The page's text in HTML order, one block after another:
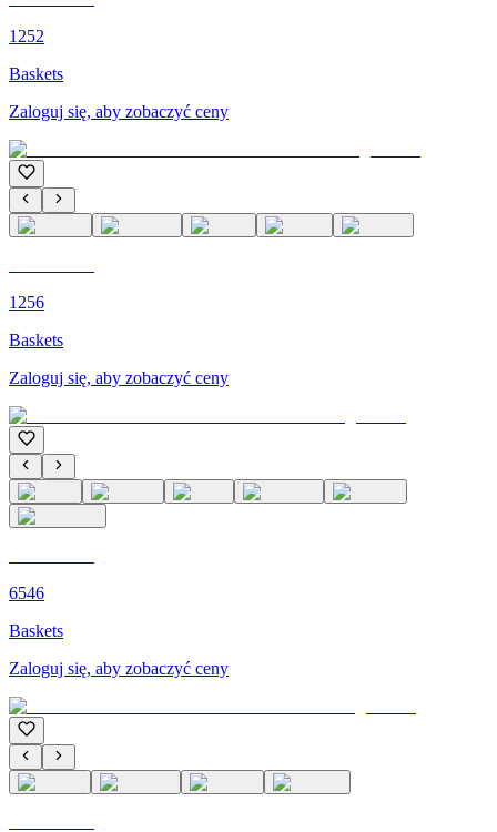
1252
Baskets
Zaloguj się, aby zobaczyć ceny
1256
Baskets
Zaloguj się, aby zobaczyć ceny
6546
Baskets
Zaloguj się, aby zobaczyć ceny